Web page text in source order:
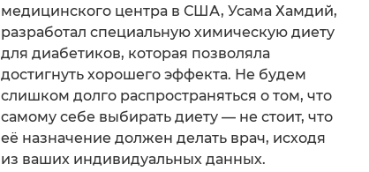
медицинского центра в США, Усама Хамдий,
разработал специальную химическую диету
для диабетиков, которая позволяла
достигнуть хорошего эффекта. Не будем
слишком долго распространяться о том, что
самому себе выбирать диету — не стоит, что
её назначение должен делать врач, исходя
из ваших индивидуальных данных.